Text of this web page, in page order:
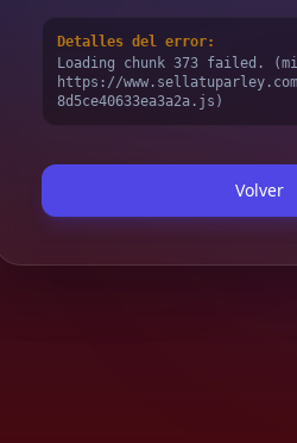
Detalles del error:
Loading chunk 373 failed.
https://
8d5ce40633ea3a2a.js)
Volver